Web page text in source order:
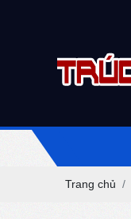
Trang chủ